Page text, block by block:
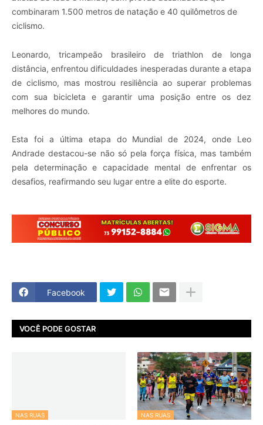
combinaram 1.500 metros de natação e 40 quilômetros de
ciclismo.
Leonardo, tricampeão brasileiro de triathlon de longa
distância, enfrentou dificuldades inesperadas durante a etapa
de ciclismo, mas mostrou resiliência ao superar problemas
com sua bicicleta e garantir uma posição entre os dez
melhores do mundo.
Esta foi a última etapa do Mundial de 2024, onde Leo
Andrade destacou-se não só pela força física, mas também
pela determinação e capacidade mental de enfrentar os
desafios, reafirmando seu lugar entre a elite do esporte.
Facebook
VOCÊ PODE GOSTAR
NAS RUAS NAS RUAS